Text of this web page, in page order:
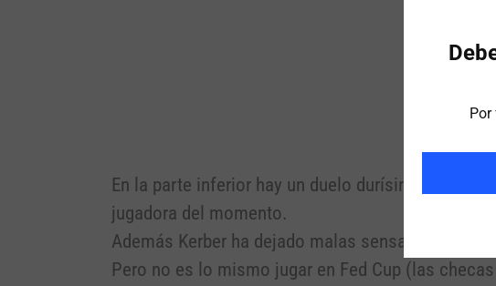
En la parte inferior hay un duelo durísimo desde
jugadora del momento.
Además Kerber ha dejado malas sensaciones en
Pero no es lo mismo jugar en Fed Cup (las